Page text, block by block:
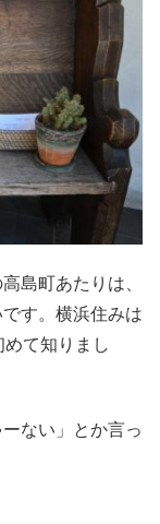
島町あたりは、
す。横浜住みは
て知りまし
ない」とか言っ